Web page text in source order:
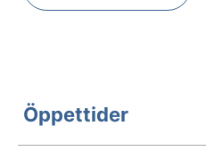
Öppettider